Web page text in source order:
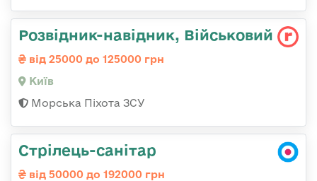
Розвідник-навідник, Військовий
від 25000 до 125000 грн
Київ
Морська Піхота ЗСУ
Стрілець-санітар
від 50000 до 192000 грн